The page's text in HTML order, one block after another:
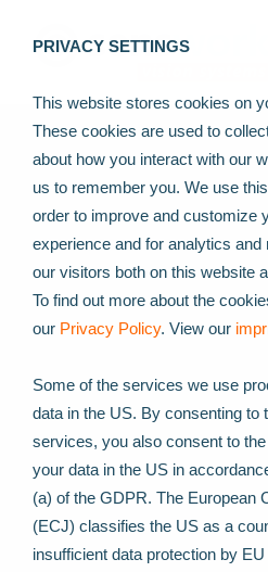
PRIVACY SETTINGS
This website stores cookies on
These cookies are used to
about how you interact with our
us to remember you. We use
order to improve and customize
experience and for analytics and
our visitors both on this website
To find out more about the
our Privacy Policy. View our
Some of the services we use
data in the US. By consenting to
services, you also consent to
your data in the US in
(a) of the GDPR. The European
(ECJ) classifies the US as a
insufficient data protection by